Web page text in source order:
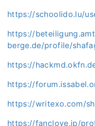
https://schoolido.lu/
https://
berge.de/profile/
https://
https://
https://writexo.com/
https://fanclove.jp/